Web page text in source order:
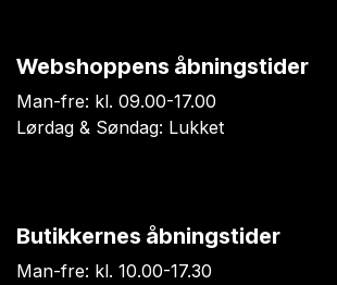
Webshoppens åbningstider
Man-fre: kl. 09.00-17.00
Lørdag & Søndag: Lukket
Butikkernes åbningstider
Man-fre: kl. 10.00-17.30